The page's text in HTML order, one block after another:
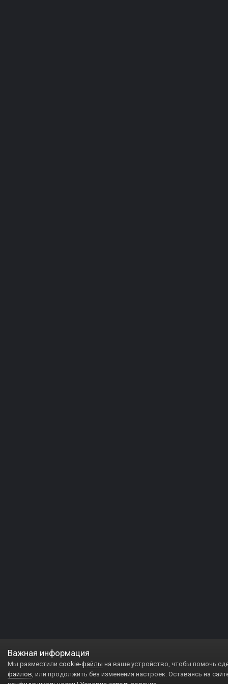
Важная информация
Мы разместили cookie-файлы на ваше устройство, чтобы помочь
файлов, или продолжить без изменения настроек. Оставаясь на